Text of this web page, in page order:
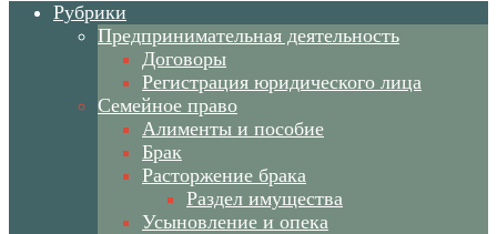
Рубрики
Предпринимательная деятельность
Договоры
Регистрация юридического лица
Семейное право
Алименты и пособие
Брак
Расторжение брака
Раздел имущества
Усыновление и опека